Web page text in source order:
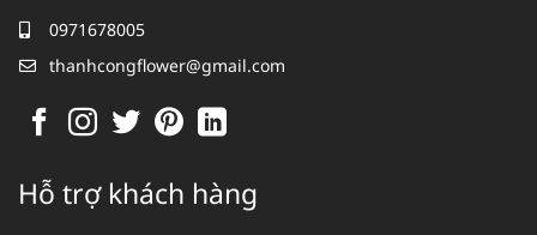
0971678005
thanhcongflower@gmail.com
Hỗ trợ khách hàng